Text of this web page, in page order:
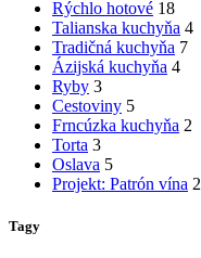
Rýchlo hotové 18
Talianska kuchyňa 4
Tradičná kuchyňa 7
Ázijská kuchyňa 4
Ryby 3
Cestoviny 5
Frncúzka kuchyňa 2
Torta 3
Oslava 5
Projekt: Patrón vína 2
Tagy